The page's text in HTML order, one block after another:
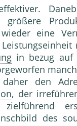
größere
eine
in be­zug
den
, der
zielfüh­rend
des